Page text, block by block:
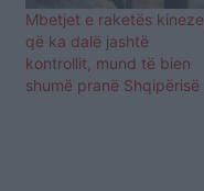
Mbetjet e raketës kineze,
që ka dalë jashtë
kontrollit, mund të bien
shumë pranë Shqipërisë